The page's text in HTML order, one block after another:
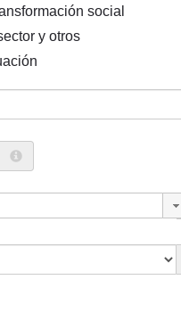
explorando
social
y otros
PAÍS ES SENEGAL.
Fundación Wassu-